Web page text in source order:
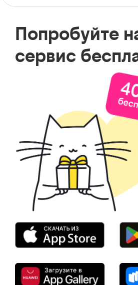
Попробуйте
сервис